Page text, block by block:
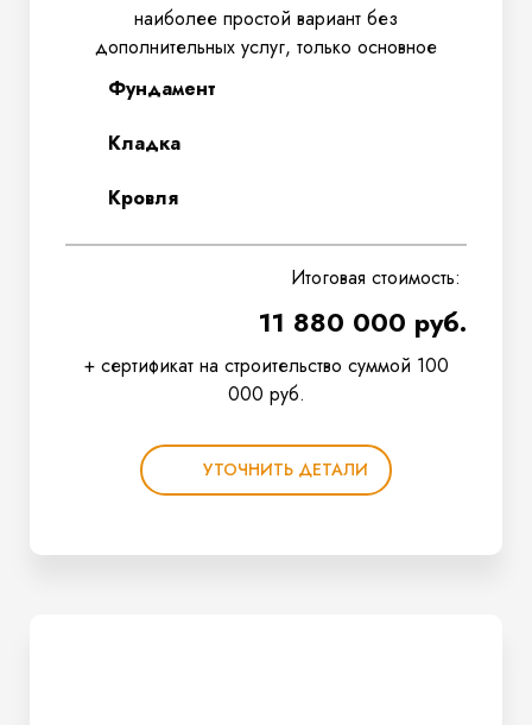
наиболее простой вариант без
дополнительных услуг, только основное
Фундамент
Кладка
Кровля
Итоговая стоимость:
11 880 000 руб.
+ сертификат на строительство суммой 100
000 руб.
УТОЧНИТЬ ДЕТАЛИ